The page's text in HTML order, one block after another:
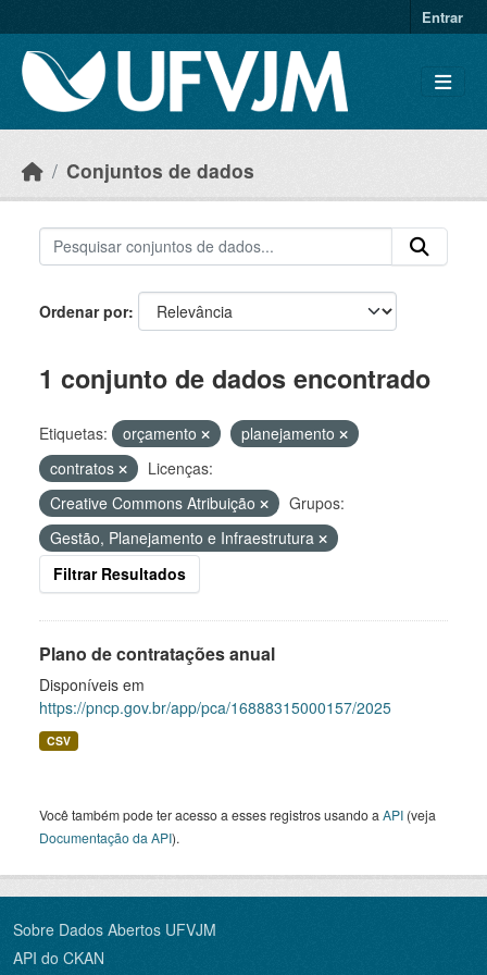
Entrar
Conjuntos de dados
Ordenar por
1 conjunto de dados encontrado
Etiquetas: orçamento
planejamento
contratos
Licenças:
Creative Commons Atribuição
Grupos:
Gestão, Planejamento e Infraestrutura
Filtrar Resultados
Plano de contratações anual
Disponíveis em
https://pncp.gov.br/app/pca/16888315000157/2025
CSV
Você também pode ter acesso a esses registros usando a API (veja
Documentação da API).
Sobre Dados Abertos UFVJM
API do CKAN